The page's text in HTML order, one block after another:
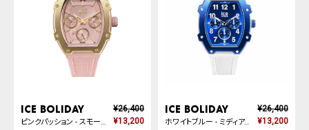
ICE boliday
ピンクパッション - スモール
¥26,400
¥13,200
ICE boliday
ホワイトブルー - ミディアム
¥26,400
¥13,200